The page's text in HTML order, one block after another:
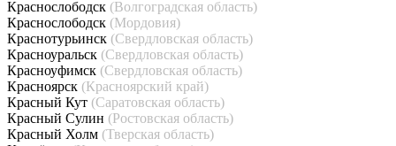
Краснослободск (Волгоградская область)
Краснослободск (Мордовия)
Краснотурьинск (Свердловская область)
Красноуральск (Свердловская область)
Красноуфимск (Свердловская область)
Красноярск (Красноярский край)
Красный Кут (Саратовская область)
Красный Сулин (Ростовская область)
Красный Холм (Тверская область)